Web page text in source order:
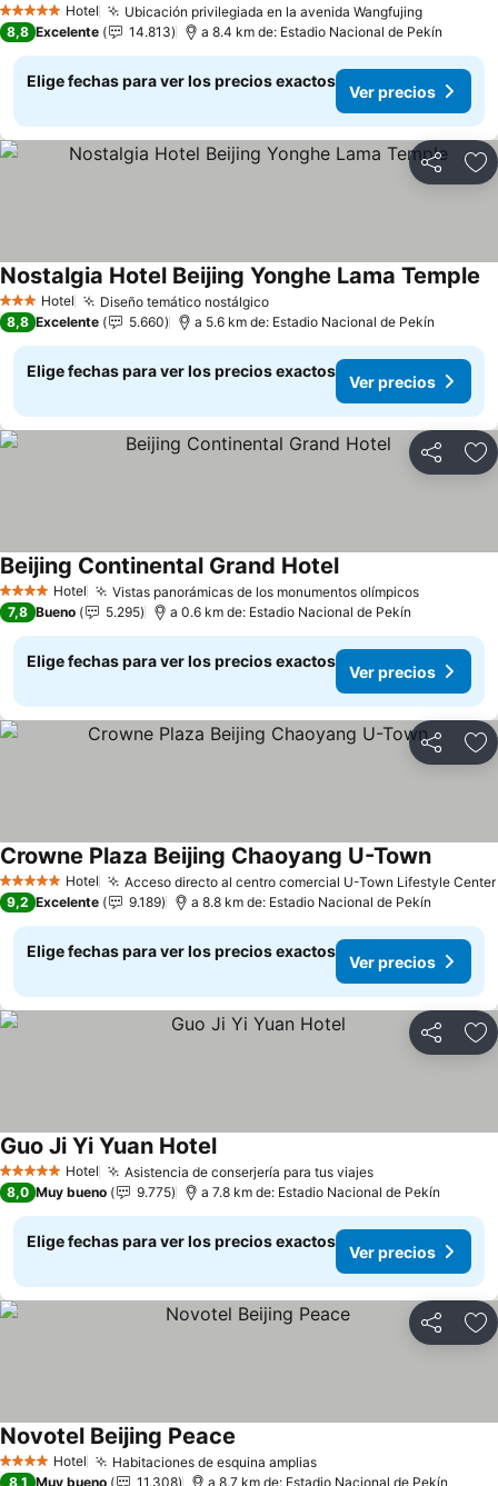
5 Estrellas Hotel Ubicación privilegiada en la avenida Wangfujing
8,8 Excelente 14.813 a 8.4 km de: Estadio Nacional de Pekín
Elige fechas para ver los precios exactos
Ver precios
Compartir
3 Estrellas
Hotel Diseño temático nostálgico
Nostalgia Hotel Beijing Yonghe Lama Temple
8,8 Excelente 5.660 a 5.6 km de: Estadio Nacional de Pekín
Elige fechas para ver los precios exactos
Ver precios
Compartir
4 EstrellasHotel Vistas panorámicas de los monumentos olímpicos
Beijing Continental Grand Hotel
7,8 Bueno 5.295 a 0.6 km de: Estadio Nacional de Pekín
Elige fechas para ver los precios exactos
Ver precios
Compartir
5 Estrellas Hotel Acceso directo al centro comercial U-Town Lifestyle Center
Crowne Plaza Beijing Chaoyang U-Town
9,2 Excelente 9.189 a 8.8 km de: Estadio Nacional de Pekín
Elige fechas para ver los precios exactos
Ver precios
Compartir
5 Estrellas Hotel Asistencia de conserjería para tus viajes
Guo Ji Yi Yuan Hotel
8,0 Muy bueno 9.775 a 7.8 km de: Estadio Nacional de Pekín
Elige fechas para ver los precios exactos
Ver precios
Compartir
4 EstrellasHotel Habitaciones de esquina amplias
Novotel Beijing Peace
8,1 Muy bueno 11.308 a 8.7 km de: Estadio Nacional de Pekín